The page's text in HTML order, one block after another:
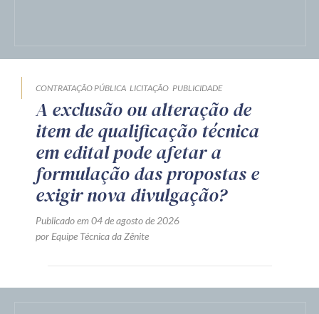
CONTRATAÇÃO PÚBLICA LICITAÇÃO PUBLICIDADE
A exclusão ou alteração de
item de qualificação técnica
em edital pode afetar a
formulação das propostas e
exigir nova divulgação?
Publicado em 04 de agosto de 2026
por Equipe Técnica da Zênite